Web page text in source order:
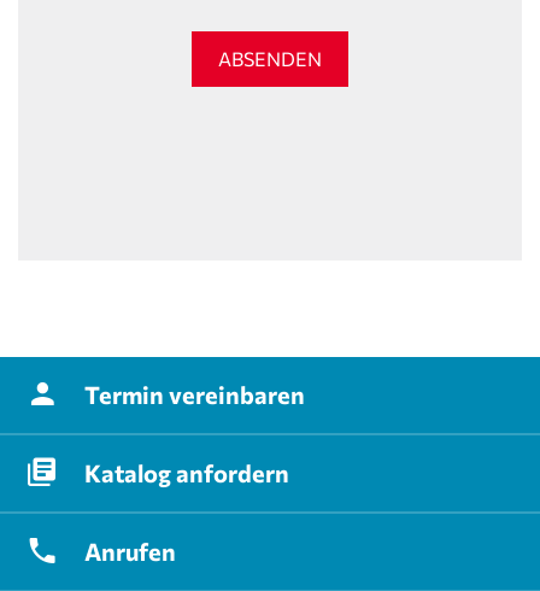
ABSENDEN
Termin vereinbaren
Kataloganfordern
Anrufen